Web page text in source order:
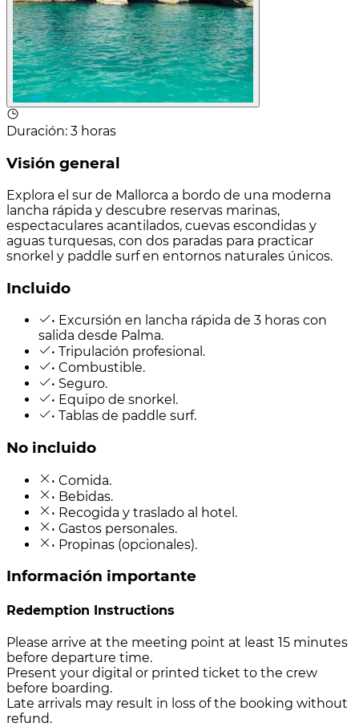
Duración: 3 horas
Visión general
Explora el sur de Mallorca a bordo de una moderna
lancha rápida y descubre reservas marinas,
espectaculares acantilados, cuevas escondidas y
aguas turquesas, con dos paradas para practicar
snorkel y paddle surf en entornos naturales únicos.
Incluido
• Excursión en lancha rápida de 3 horas con
salida desde Palma.
• Tripulación profesional.
• Combustible.
• Seguro.
• Equipo de snorkel.
• Tablas de paddle surf.
No incluido
• Comida.
• Bebidas.
• Recogida y traslado al hotel.
• Gastos personales.
• Propinas (opcionales).
Información importante
Redemption Instructions
Please arrive at the meeting point at least 15 minutes
before departure time.
Present your digital or printed ticket to the crew
before boarding.
Late arrivals may result in loss of the booking without
refund.